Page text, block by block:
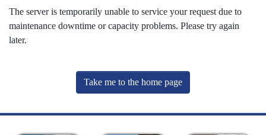
The server is temporarily unable to service your request due to
maintenance downtime or capacity problems. Please try again
later.
Take me to the home page